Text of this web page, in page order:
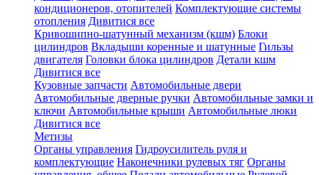
кондиционеров, отопителей Комплектующие системы
отопления Дивитися все
Кривошипно-шатунный механизм (кшм) Блоки
цилиндров Вкладыши коренные и шатунные Гильзы
двигателя Головки блока цилиндров Детали кшм
Дивитися все
Кузовные запчасти Автомобильные двери
Автомобильные дверные ручки Автомобильные замки и
ключи Автомобильные крыши Автомобильные люки
Дивитися все
Метизы
Органы управления Гидроусилитель руля и
комплектующие Наконечники рулевых тяг Органы